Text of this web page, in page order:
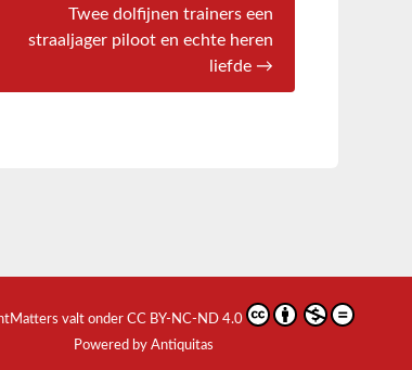
Twee dolfijnen trainers een
straaljager piloot en echte heren
liefde →
valt onder CC BY-NC-ND 4.0
Powered by Antiquitas